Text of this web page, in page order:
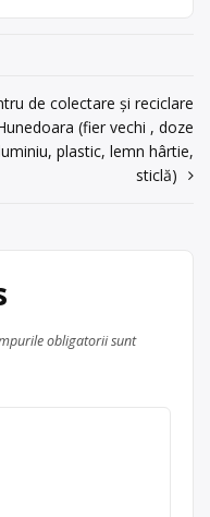
de colectare și reciclare
(fier vechi , doze
plastic, lemn hârtie,
sticlă)
obligatorii sunt